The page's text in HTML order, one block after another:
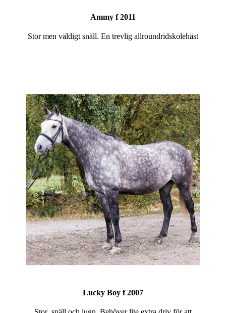
Ammy f 2011
Stor men väldigt snäll. En trevlig allroundridskolehäst
Lucky Boy f 2007